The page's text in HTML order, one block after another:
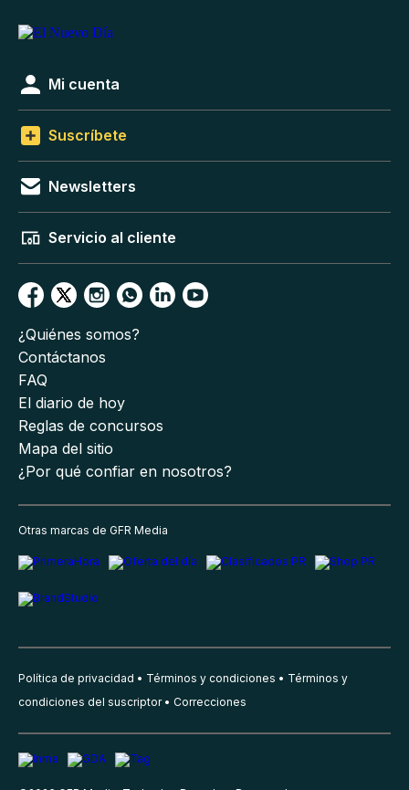
Mi cuenta
Suscríbete
Newsletters
Servicio al cliente
¿Quiénes somos?
Contáctanos
FAQ
El diario de hoy
Reglas de concursos
Mapa del sitio
¿Por qué confiar en nosotros?
Otras marcas de GFR Media
Política de privacidad Términos y condiciones
Términos y
condiciones del suscriptor
Correcciones